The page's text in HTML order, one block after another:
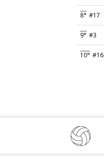
8° #17
9° #3
10° #16